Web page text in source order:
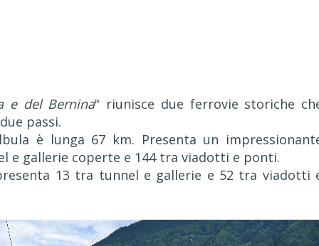
e del Bernina" riunisce due ferrovie storiche
passi.
è lunga 67 km. Presenta un
e gallerie coperte e 144 tra viadotti e ponti.
13 tra tunnel e gallerie e 52 tra viadotti